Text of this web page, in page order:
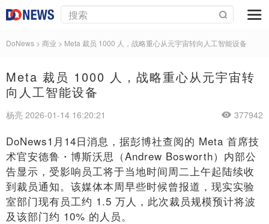
DoNews > 商业 > Meta 裁员 1000 人，战略重心从元宇宙转向人工智能设备
Meta 裁员 1000 人，战略重心从元宇宙转
向人工智能设备
杨亮 2026-01-14 16:20:21 377942
DoNews1月14日消息，据彭博社查阅的 Meta 首席技
术官安德鲁・博斯沃思（Andrew Bosworth）内部公
告显示，受影响员工将于当地时间周二上午起陆续收
到裁员通知。该媒体本周早些时候曾报道，现实实验
室部门现有员工约 1.5 万人，此次裁员规模预计将波
及该部门约 10% 的人员。